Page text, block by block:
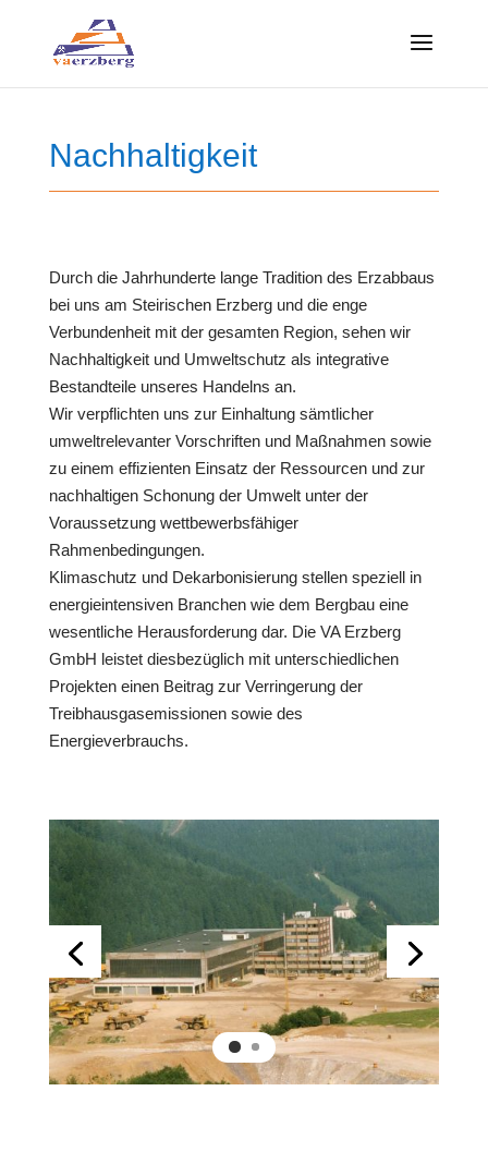
content
Nachhaltigkeit
Durch die Jahrhunderte lange Tradition des Erzabbaus
bei uns am Steirischen Erzberg und die enge
Verbundenheit mit der gesamten Region, sehen wir
Nachhaltigkeit und Umweltschutz als integrative
Bestandteile unseres Handelns an.
Wir verpflichten uns zur Einhaltung sämtlicher
umweltrelevanter Vorschriften und Maßnahmen sowie
zu einem effizienten Einsatz der Ressourcen und zur
nachhaltigen Schonung der Umwelt unter der
Voraussetzung wettbewerbsfähiger
Rahmenbedingungen.
Klimaschutz und Dekarbonisierung stellen speziell in
energieintensiven Branchen wie dem Bergbau eine
wesentliche Herausforderung dar. Die VA Erzberg
GmbH leistet diesbezüglich mit unterschiedlichen
Projekten einen Beitrag zur Verringerung der
Treibhausgasemissionen sowie des
Energieverbrauchs.